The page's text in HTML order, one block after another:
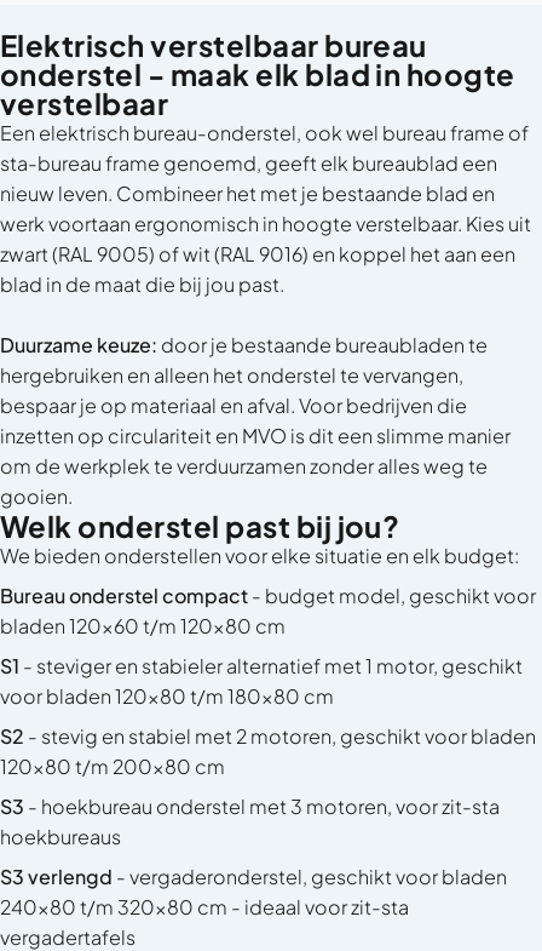
Elektrisch verstelbaar bureau
onderstel - maak elk blad in hoogte
verstelbaar
Een elektrisch bureau-onderstel, ook wel bureau frame of
sta-bureau frame genoemd, geeft elk bureaublad een
nieuw leven. Combineer het met je bestaande blad en
werk voortaan ergonomisch in hoogte verstelbaar. Kies uit
zwart (RAL 9005) of wit (RAL 9016) en koppel het aan een
blad in de maat die bij jou past.
Duurzame keuze: door je bestaande bureaubladen te
hergebruiken en alleen het onderstel te vervangen,
bespaar je op materiaal en afval. Voor bedrijven die
inzetten op circulariteit en MVO is dit een slimme manier
om de werkplek te verduurzamen zonder alles weg te
gooien.
Welk onderstel past bij jou?
We bieden onderstellen voor elke situatie en elk budget:
Bureau onderstel compact- budget model, geschikt voor
bladen 120x60 t/m 120x80 cm
S1 - steviger en stabieler alternatief met 1 motor, geschikt
voor bladen 120x80 t/m 180x80 cm
S2 - stevig en stabiel met 2 motoren, geschikt voor bladen
120x80 t/m 200x80 cm
S3 - hoekbureau onderstel met 3 motoren, voorzit-sta
hoekbureaus
S3 verlengd - vergaderonderstel, geschikt voor bladen
240x80 t/m 320x80 cm - ideaal voorzit-sta
vergadertafels